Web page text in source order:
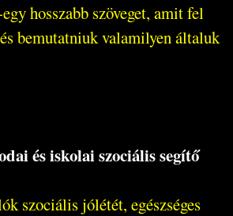
hosszabb szöveget, amit fel
bemutatniuk valamilyen általuk
és iskolai szociális segítő
szociális jólétét, egészséges